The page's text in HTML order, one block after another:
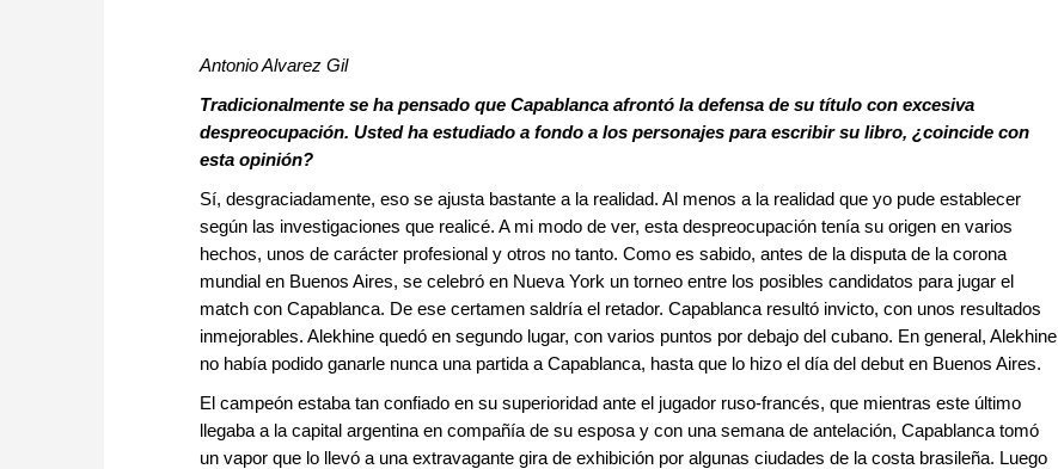
Antonio Alvarez Gil
Tradicionalmente se ha pensado que Capablanca afrontó la defensa de su título con excesiva
despreocupación. Usted ha estudiado a fondo a los personajes para escribir su libro, ¿coincide con
esta opinión?
Sí, desgraciadamente, eso se ajusta bastante a la realidad. Al menos a la realidad que yo pude establecer
según las investigaciones que realicé. A mi modo de ver, esta despreocupación tenía su origen en varios
hechos, unos de carácter profesional y otros no tanto. Como es sabido, antes de la disputa de la corona
mundial en Buenos Aires, se celebró en Nueva York un torneo entre los posibles candidatos para jugar el
match con Capablanca. De ese certamen saldría el retador. Capablanca resultó invicto, con unos resultados
inmejorables. Alekhine quedó en segundo lugar, con varios puntos por debajo del cubano. En general, Alekhine
no había podido ganarle nunca una partida a Capablanca, hasta que lo hizo el día del debut en Buenos Aires.
El campeón estaba tan confiado en su superioridad ante el jugador ruso-francés, que mientras este último
llegaba a la capital argentina en compañía de su esposa y con una semana de antelación, Capablanca tomó
un vapor que lo llevó a una extravagante gira de exhibición por algunas ciudades de la costa brasileña. Luego